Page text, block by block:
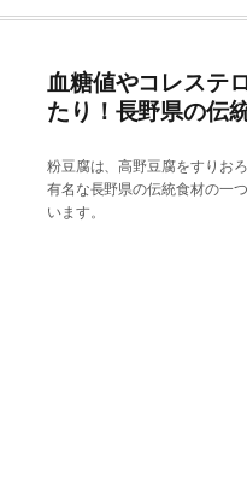
血糖値やコレステ
たり！長野県の伝
粉豆腐は、高野豆腐をすりお
有名な長野県の伝統食材の一
います。